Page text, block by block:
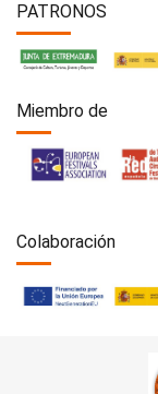
PATRONOS
Miembro de
Colaboración